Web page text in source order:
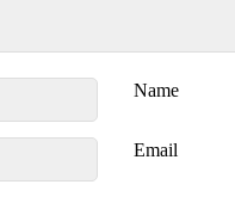
Name
Email